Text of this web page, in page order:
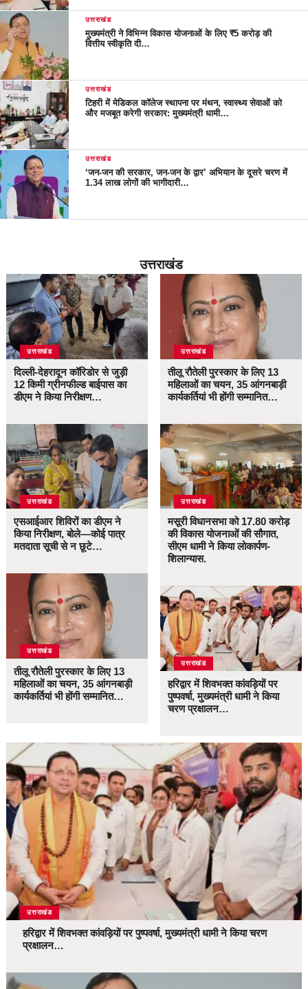
उत्तराखंड
मुख्यमंत्री ने विभिन्न विकास योजनाओं के लिए ₹5 करोड़ की
वित्तीय स्वीकृति दी…
उत्तराखंड
टिहरी में मेडिकल कॉलेज स्थापना पर मंथन, स्वास्थ्य सेवाओं को
और मजबूत करेगी सरकार: मुख्यमंत्री धामी…
उत्तराखंड
‘जन-जन की सरकार, जन-जन के द्वार’ अभियान के दूसरे चरण में
1.34 लाख लोगों की भागीदारी…
उत्तराखंड
उत्तराखंड
दिल्ली-देहरादून कॉरिडोर से जुड़ी
12 किमी ग्रीनफील्ड बाईपास का
डीएम ने किया निरीक्षण…
उत्तराखंड
एसआईआर शिविरों का डीएम ने
किया निरीक्षण, बोले—कोई पात्र
मतदाता सूची से न छूटे…
उत्तराखंड
तीलू रौतेली पुरस्कार के लिए 13
महिलाओं का चयन, 35 आंगनबाड़ी
कार्यकर्तियां भी होंगी सम्मानित…
उत्तराखंड
तीलू रौतेली पुरस्कार के लिए 13
महिलाओं का चयन, 35 आंगनबाड़ी
कार्यकर्तियां भी होंगी सम्मानित…
उत्तराखंड
मसूरी विधानसभा को 17.80 करोड़
की विकास योजनाओं की सौगात,
सीएम धामी ने किया लोकार्पण-
शिलान्यास.
उत्तराखंड
हरिद्वार में शिवभक्त कांवड़ियों पर
पुष्पवर्षा, मुख्यमंत्री धामी ने किया
चरण प्रक्षालन…
उत्तराखंड
हरिद्वार में शिवभक्त कांवड़ियों पर पुष्पवर्षा, मुख्यमंत्री धामी ने किया चरण
प्रक्षालन…